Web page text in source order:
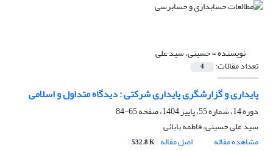
نویسنده =حسینی، سید علی
تعداد مقالات: 4
پایداری و گزارشگری پایداری شرکتی : دیدگاه متداول و اسلامی
دوره 14، شماره 55، پاییز 1404، صفحه
65-84
سید علی حسینی، فاطمه بابائی
مشاهده مقاله
اصل مقاله 532.8 K